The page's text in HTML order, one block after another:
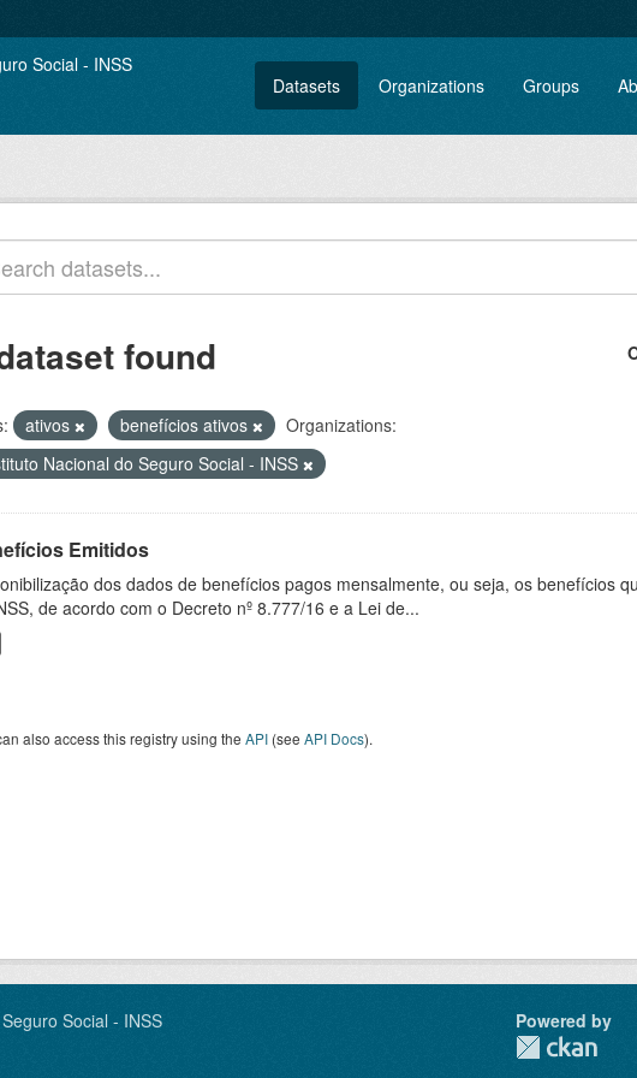
Datasets Organizations Groups
found
ativos benefícios ativos
Organizations:
Nacional do Seguro Social - INSS
Emitidos
dos dados de benefícios pagos mensalmente, ou seja, os benefícios
de acordo com o Decreto nº 8.777/16 e a Lei de...
also access this registry using the API (see API Docs).
Social - INSS
Powered by